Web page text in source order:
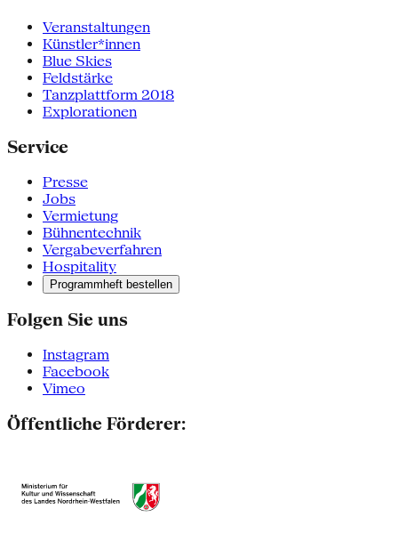
Veranstaltungen
Künstler*innen
Blue Skies
Feldstärke
Tanzplattform 2018
Explorationen
Service
Presse
Jobs
Vermietung
Bühnentechnik
Vergabeverfahren
Hospitality
Programmheft bestellen
Folgen Sie uns
Instagram
Facebook
Vimeo
Öffentliche Förderer: